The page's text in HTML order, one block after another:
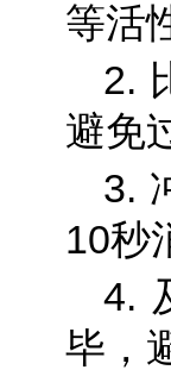
等活
2.
避免
3.
10秒
4.
毕，